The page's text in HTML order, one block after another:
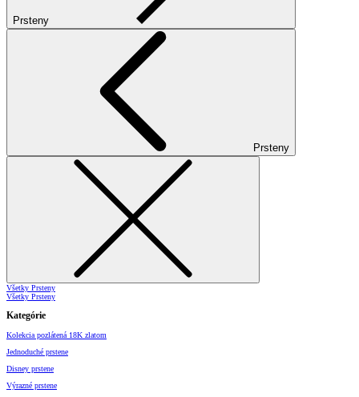
Prsteny
Prsteny
Všetky Prsteny
Všetky Prsteny
Kategórie
Kolekcia pozlátená 18K zlatom
Jednoduché prstene
Disney prstene
Výrazné prstene